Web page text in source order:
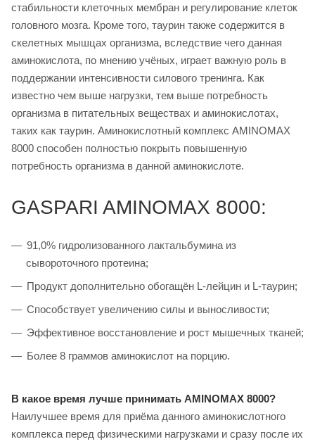
стабильности клеточных мембран и регулирование клеток
головного мозга. Кроме того, таурин также содержится в
скелетных мышцах организма, вследствие чего данная
аминокислота, по мнению учёных, играет важную роль в
поддержании интенсивности силового тренинга. Как
известно чем выше нагрузки, тем выше потребность
организма в питательных веществах и аминокислотах,
таких как таурин. Аминокислотный комплекс AMINOMAX
8000 способен полностью покрыть повышенную
потребность организма в данной аминокислоте.
GASPARI AMINOMAX 8000:
91,0% гидролизованного лактальбумина из
сывороточного протеина;
Продукт дополнительно обогащён L-лейцин и L-таурин;
Способствует увеличению силы и выносливости;
Эффективное восстановление и рост мышечных тканей;
Более 8 граммов аминокислот на порцию.
В какое время лучше принимать AMINOMAX 8000?
Наилучшее время для приёма данного аминокислотного
комплекса перед физическими нагрузками и сразу после их